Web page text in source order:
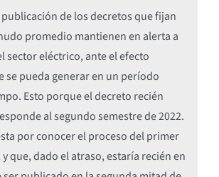
de los decretos que fijan
promedio mantienen en alerta a
sector eléctrico, ante el efecto
se pueda generar en un período
Esto porque el decreto recién
al segundo semestre de 2022.
por conocer el proceso del primer
que, dado el atraso, estaría recién en